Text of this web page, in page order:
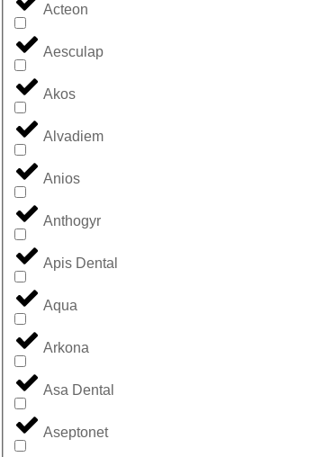
Acteon
Aesculap
Akos
Alvadiem
Anios
Anthogyr
Apis Dental
Aqua
Arkona
Asa Dental
Aseptonet